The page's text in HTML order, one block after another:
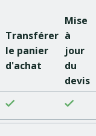
Transférer
le panier
d'achat
Mise
à
jour
du
devis